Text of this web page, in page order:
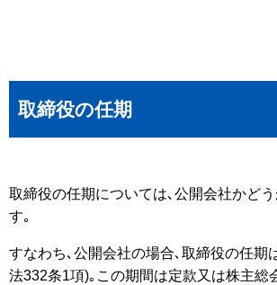
取締役の任期
取締役の任期については､公開会社かど
す｡
すなわち､公開会社の場合､取締役の任期
法332条1項)｡この期間は定款又は株主総